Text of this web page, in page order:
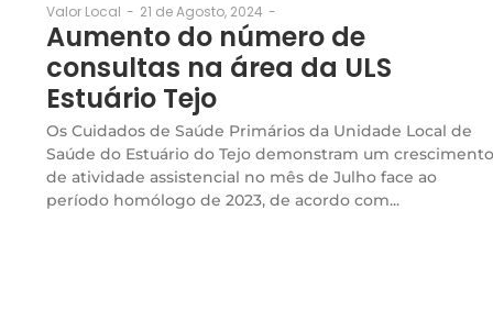
Valor Local - 21 de Agosto, 2024 -
Aumento do número de
consultas na área da ULS
Estuário Tejo
Os Cuidados de Saúde Primários da Unidade Local de
Saúde do Estuário do Tejo demonstram um crescimento
de atividade assistencial no mês de Julho face ao
período homólogo de 2023, de acordo com...